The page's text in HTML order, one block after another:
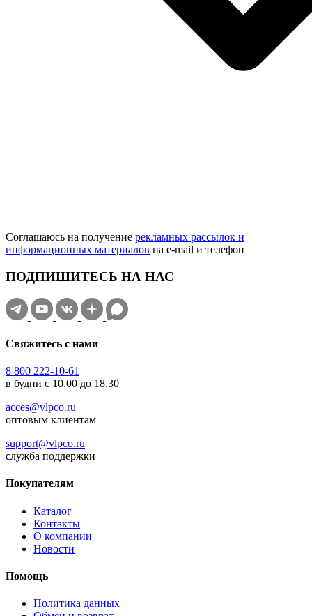
Соглашаюсь на получение рекламных рассылок и
информационных материалов на e‑mail и телефон
ПОДПИШИТЕСЬ НА НАС
Свяжитесь с нами
8 800 222-10-61
в будни с 10.00 до 18.30
acces@vlpco.ru
оптовым клиентам
support@vlpco.ru
служба поддержки
Покупателям
Каталог
Контакты
О компании
Новости
Помощь
Политика данных